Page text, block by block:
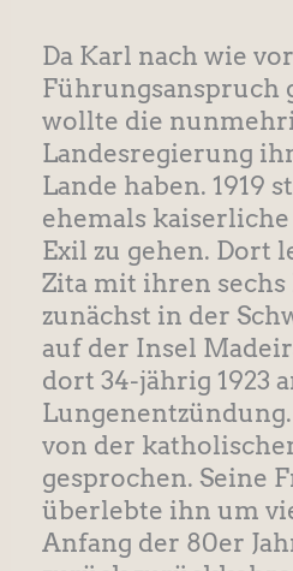
Da Karl nach wie
Führungsanspruch
wollte die
Landesregierung
Lande haben. 1919
ehemals
Exil zu gehen. Dort
Zita mit ihren
zunächst in der
auf der Insel
dort 34-jährig 1923
von der
gesprochen. Seine
überlebte ihn um
Anfang der 80er